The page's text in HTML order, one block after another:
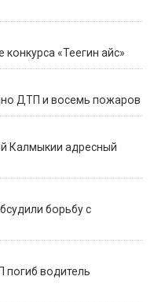
появится в
погибла